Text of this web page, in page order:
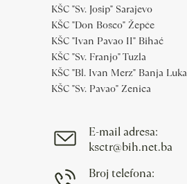
KŠC "Sv. Josip" Sarajevo
KŠC "Don Bosco" Žepče
KŠC "Ivan Pavao II" Bihać
KŠC "Sv. Franjo" Tuzla
KŠC "Bl. Ivan Merz" Banja Luka
KŠC "Sv. Pavao" Zenica
E-mail adresa:
ksctr@bih.net.ba
Broj telefona: